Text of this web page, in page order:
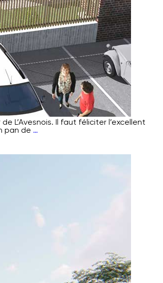
L’Avesnois. Il faut féliciter l’excellent
pan de …
et
EcoQuartier